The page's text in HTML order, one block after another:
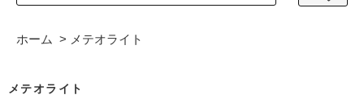
ホーム > メテオライト
メテオライト